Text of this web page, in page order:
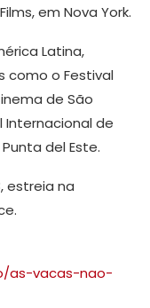
em Nova York.
Latina,
o Festival
de São
Internacional de
del Este.
estreia na
as-vacas-nao-